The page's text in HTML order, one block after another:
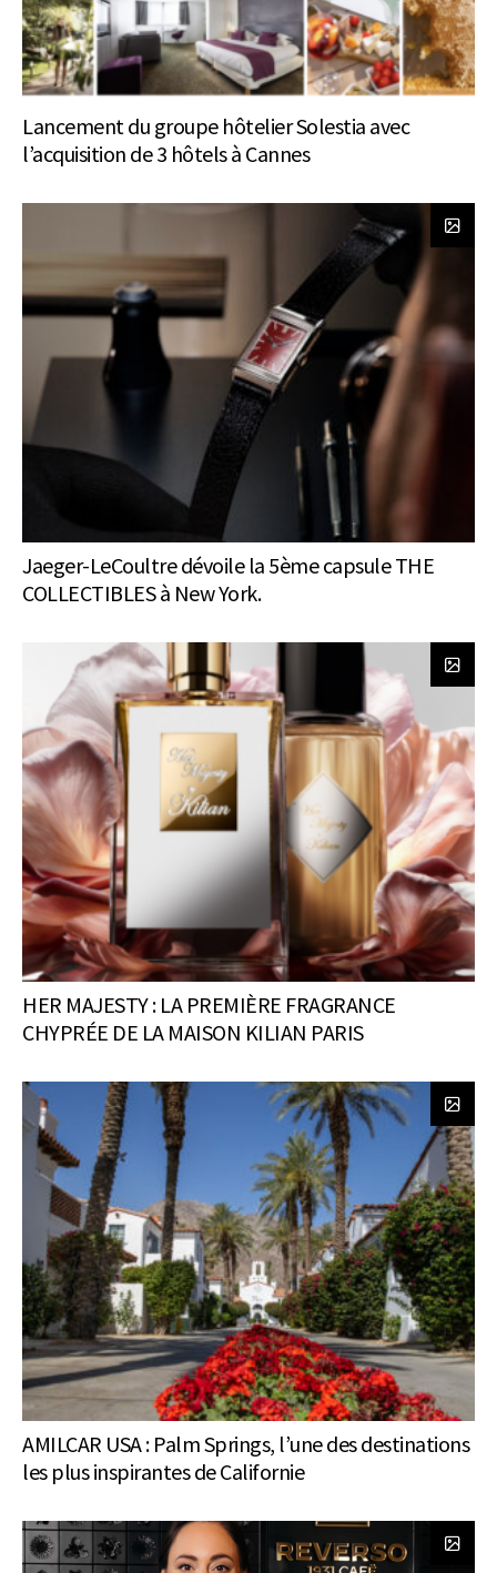
Lancement du groupe hôtelier Solestia avec
l’acquisition de 3 hôtels à Cannes
Jaeger-LeCoultre dévoile la 5ème capsule THE
COLLECTIBLES à New York.
HER MAJESTY : LA PREMIÈRE FRAGRANCE
CHYPRÉE DE LA MAISON KILIAN PARIS
AMILCAR USA : Palm Springs, l’une des destinations
les plus inspirantes de Californie